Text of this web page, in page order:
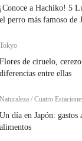
¡Conoce a Hachiko! 5
el perro más famoso de
Tokyo
Flores de ciruelo,
diferencias entre ellas
Naturaleza / Cuatro
Un día en Japón: gastos
alimentos